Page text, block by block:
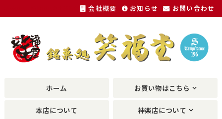
福井銘菓、敦賀銘菓の土産物が種類豊富に。
会社概要 お知らせ お問い合わせ
ホーム お買い物はこちら
本店について 神楽店について